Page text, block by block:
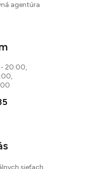
agentúra
- 20:00,
sieťach.